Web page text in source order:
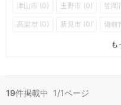
津山市 (0) 玉野市 (0) 笠岡
高梁市 (0) 新見市 (0) 備前
早も
19件掲載中 1/1ページ